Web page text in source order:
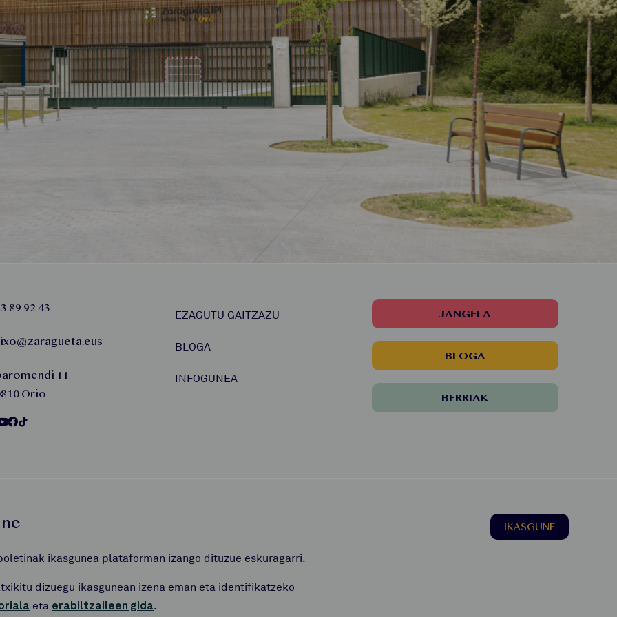
89 92 43
11
Orio
EZAGUTU GAITZAZU
BLOGA
INFOGUNEA
JANGELA
BLOGA
BERRIAK
ikasgunea plataforman izango dituzue eskuragarri.
dizuegu ikasgunean izena eman eta identifikatzeko
eta erabiltzaileen gida.
IKASGUNE